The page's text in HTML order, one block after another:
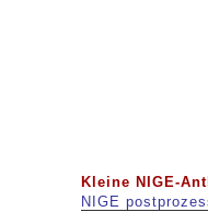
Kleine NIGE-
NIGE